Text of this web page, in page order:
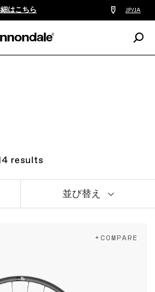
はこちら
販
売
JP/JA
検
results
並び替え
+COMPARE